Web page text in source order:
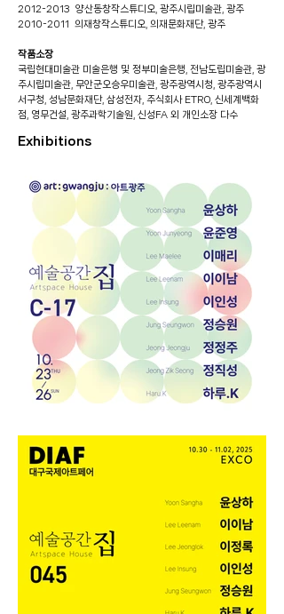
2012-2013 양산동창작스튜디오, 광주시립미술관, 광주
2010-2011 의재창작스튜디오, 의재문화재단, 광주
작품소장
국립현대미술관 미술은행 및 정부미술은행, 전남도립미술관, 광
주시립미술관, 무안군오승우미술관, 광주광역시청, 광주광역시
서구청, 성남문화재단, 삼성전자, 주식회사 ETRO, 신세계백화
점, 영무건설, 광주과학기술원, 신성FA 외 개인소장 다수
Exhibitions